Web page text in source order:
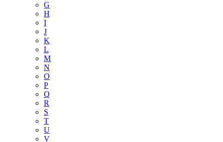
G
H
I
J
K
L
M
N
O
P
Q
R
S
T
U
V